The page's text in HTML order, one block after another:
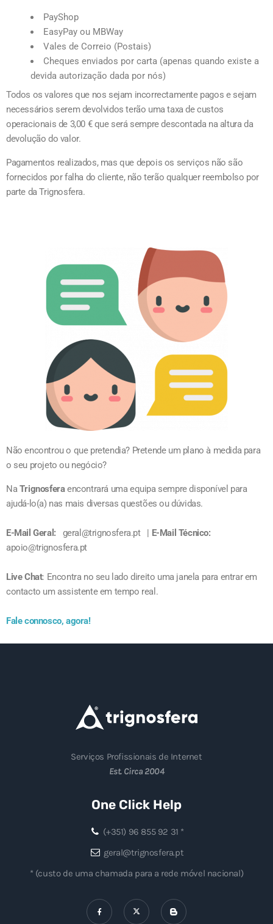
PayShop
EasyPay ou MBWay
Vales de Correio (Postais)
Cheques enviados por carta (apenas quando existe a
devida autorização dada por nós)
Todos os valores que nos sejam incorrectamente pagos e sejam
necessários serem devolvidos terão uma taxa de custos
operacionais de 3,00 € que será sempre descontada na altura da
devolução do valor.
Pagamentos realizados, mas que depois os serviços não são
fornecidos por falha do cliente, não terão qualquer reembolso por
parte da Trignosfera.
Não encontrou o que pretendia? Pretende um plano à medida para
o seu projeto ou negócio?
NaTrignosferaencontrará uma equipa sempre disponível para
ajudá-lo(a) nas mais diversas questões ou dúvidas.
E-Mail Geral: geral@trignosfera.pt | E-Mail Técnico:
apoio@trignosfera.pt
Live Chat: Encontra no seu lado direito uma janela para entrar em
contacto um assistente em tempo real.
Fale connosco, agora!
Serviços Profissionais de Internet
Est. Circa 2004
One Click Help
(+351) 96 855 92 31 *
geral@trignosfera.pt
* (custo de uma chamada para a rede móvel nacional)